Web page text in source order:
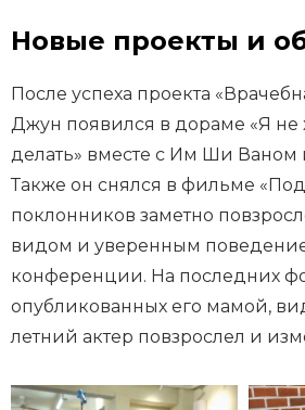
Новые проекты и
После успеха проекта
Джун появился в дораме «Я не
делать» вместе с Им Ши Ваном
Также он снялся в фильме
поклонников заметно
видом и уверенным
конференции. На последних
опубликованных его мамой,
летний актер повзрослел и